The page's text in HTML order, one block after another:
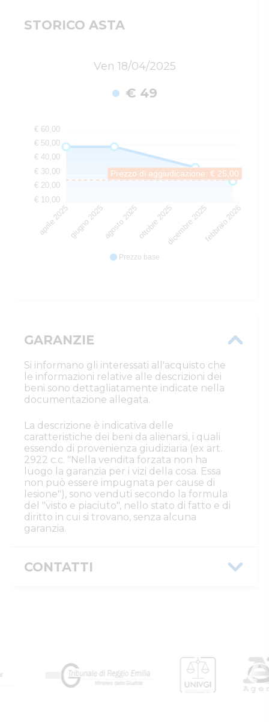
STORICO ASTA
Ven 18/04/2025
€ 49
Prezzo base
aprile 2025giugno 2025agosto 2025ottobre 2025dicembre 2025febbraio 2026
Prezzo di aggiudicazione: € 25,00
€ 60,00
€ 50,00
€ 40,00
€ 30,00
€ 20,00
€ 10,00
GARANZIE
Si informano gli interessati all'acquisto che
le informazioni relative alle descrizioni dei
beni sono dettagliatamente indicate nella
documentazione allegata.
La descrizione è indicativa delle
caratteristiche dei beni da alienarsi, i quali
essendo di provenienza giudiziaria (ex art.
2922 c.c. "Nella vendita forzata non ha
luogo la garanzia per i vizi della cosa. Essa
non può essere impugnata per cause di
lesione"), sono venduti secondo la formula
del "visto e piaciuto", nello stato di fatto e di
diritto in cui si trovano, senza alcuna
garanzia.
CONTATTI